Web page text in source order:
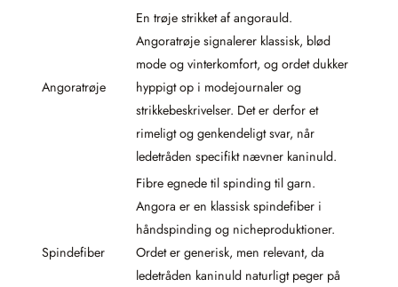
Angoratrøje
En trøje strikket af angorauld.
Angoratrøje signalerer klassisk, blød
mode og vinterkomfort, og ordet dukker
hyppigt op i modejournaler og
strikkebeskrivelser. Det er derfor et
rimeligt og genkendeligt svar, når
ledetråden specifikt nævner kaninuld.
Spindefiber
Fibre egnede til spinding til garn.
Angora er en klassisk spindefiber i
håndspinding og nicheproduktioner.
Ordet er generisk, men relevant, da
ledetråden kaninuld naturligt peger på